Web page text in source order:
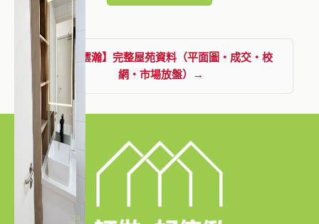
查看【澐瀚】完整屋苑資料（平面圖・成交・校
網・市場放盤）→